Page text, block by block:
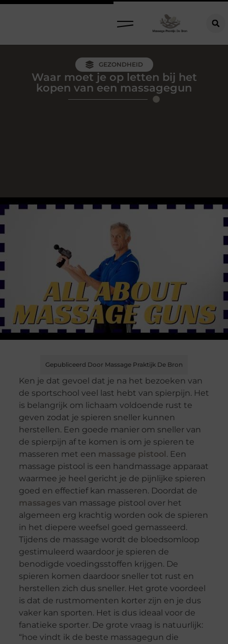
GEZONDHEID
Waar moet je op letten bij het
kopen van een massagegun
Gepubliceerd Door Massage Praktijk De Bron
Ken je dat gevoel dat je na het bezoeken van
de sportschool veel last hebt van spierpijn. Het
is belangrijk om lichaam voldoende rust te
geven zodat je spieren sneller kunnen
herstellen. Een goede manier om sneller van
de spierpijn af te komen is om je spieren te
masseren met een massage pistool. Een
massage pistool is een handmassage apparaat
waarmee je heel gericht je de pijnlijke spieren
goed en effectief kan masseren. Doordat de
massages van massage pistool over het
algemeen erg krachtig worden ook de spieren
in het diepere weefsel goed gemasseerd.
Tijdens de massage wordt de bloedsomloop
gestimuleerd waardoor je spieren de
benodigde voedingsstoffen krijgen. De
spieren komen daardoor sneller tot rust en
herstellen zich dus sneller. Het grote voordeel
is dat de rustmomenten korter zijn en je dus
vaker kan sporten. Het is dus ideaal voor de
fanatieke sporter. De grote vraag is natuurlijk:
“hoe vindt ik de beste massagegun die